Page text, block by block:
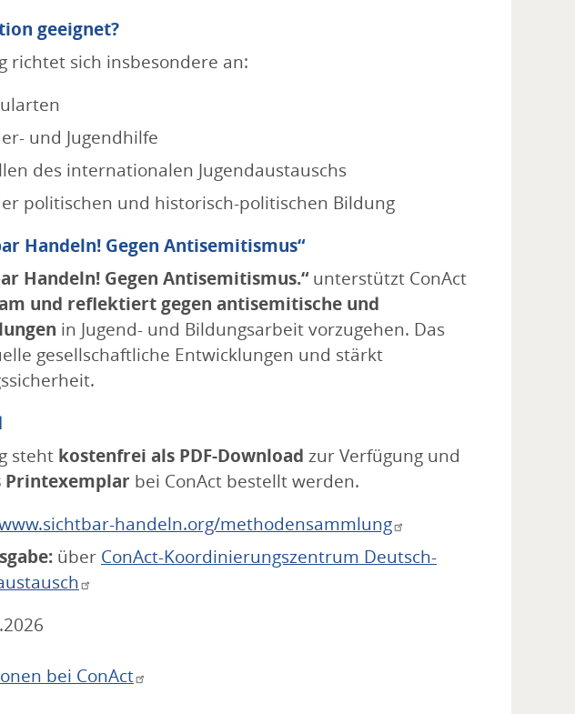
geeignet?
richtet sich insbesondere an:
und Jugendhilfe
des internationalen Jugendaustauschs
politischen und historisch-politischen Bildung
Handeln! Gegen Antisemitismus“
Handeln! Gegen Antisemitismus.“ unterstützt ConAct
und reflektiert gegen antisemitische und
in Jugend- und Bildungsarbeit vorzugehen. Das
gesellschaftliche Entwicklungen und stärkt
steht kostenfrei als PDF-Download zur Verfügung und
Printexemplar bei ConAct bestellt werden.
handeln.org/methodensammlung
über ConAct-Koordinierungszentrum Deutsch-
bei ConAct